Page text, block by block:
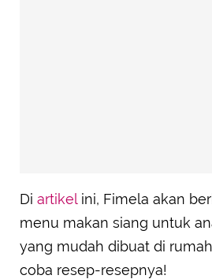
Di artikel ini, Fimela akan
menu makan siang untuk
yang mudah dibuat di
coba resep-resepnya!